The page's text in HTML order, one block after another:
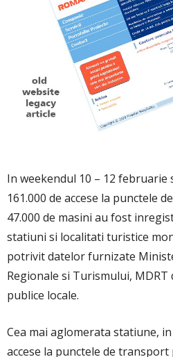
In weekendul 10 – 12
161.000 de accese la punctele
47.000 de masini au fost
statiuni si localitati turistice
potrivit datelor furnizate
Regionale si Turismului,
publice locale.
Cea mai aglomerata statiune,
accese la punctele de